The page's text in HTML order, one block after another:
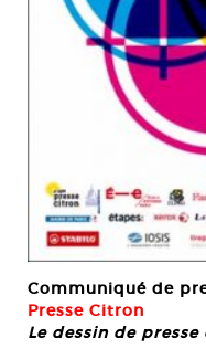
Communiqué de
Presse Citron
Le dessin de